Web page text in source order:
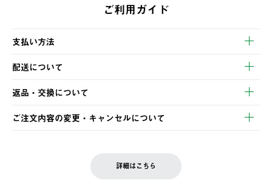
ご利用ガイド
支払い方法
以下のいずれかの方法でお支払いいただけます。
・クレジットカード決済
・コンビニ決済
・Pay-easy決済
配送について
【発送スケジュール】
ご注文・ご入金完了より2営業日以内に商品を発送いたします。
土日祝の発送はございませんので、木曜日以降のご注文は週明け
の発送となる場合がございます。
返品・交換について
※お客様都合の場合
お客様都合の返品にかかる送料は、お客様ご負担とさせていただ
ご注文内容の変更・キャンセルについて
LOGOS FAMILY会員の方は、会員マイページ内 購入履歴画面に
詳細はこちら